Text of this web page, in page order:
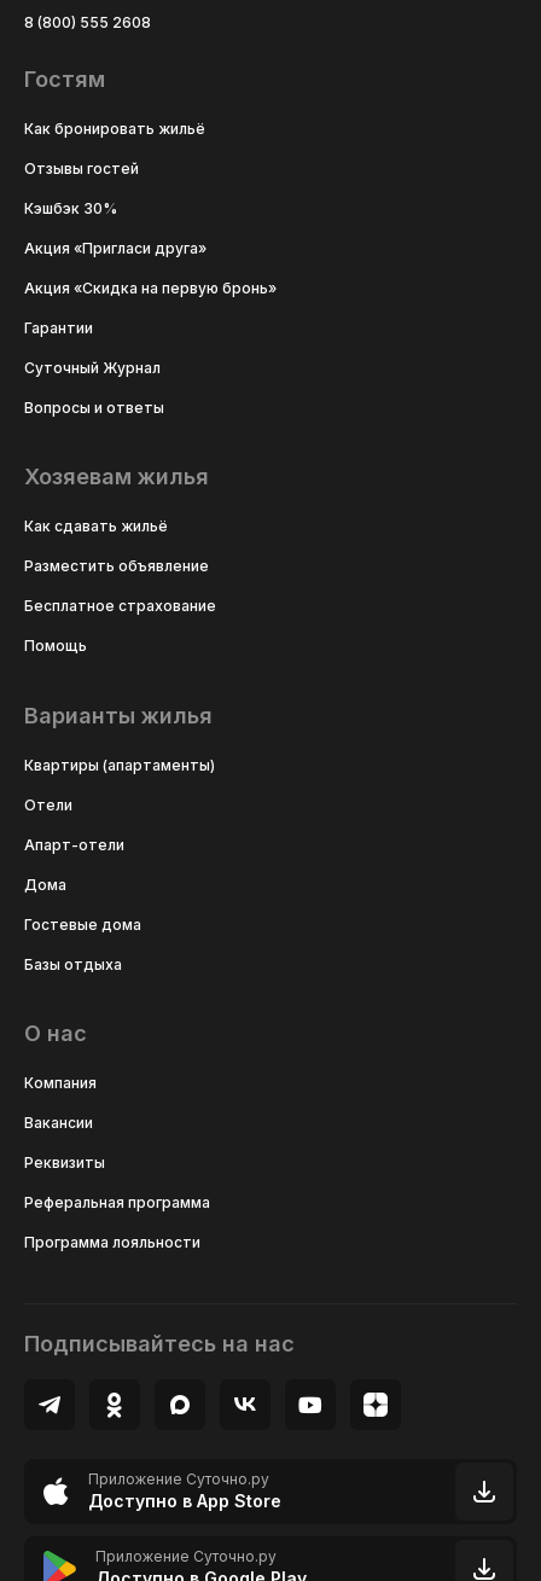
8 (800) 555 2608
Гостям
Как бронировать жильё
Отзывы гостей
Кэшбэк 30%
Акция «Пригласи друга»
Акция «Скидка на первую бронь»
Гарантии
Суточный Журнал
Вопросы и ответы
Хозяевам жилья
Как сдавать жильё
Разместить объявление
Бесплатное страхование
Помощь
Варианты жилья
Квартиры (апартаменты)
Отели
Апарт-отели
Дома
Гостевые дома
Базы отдыха
О нас
Компания
Вакансии
Реквизиты
Реферальная программа
Программа лояльности
Подписывайтесь на нас
Приложение Суточно.ру
Доступно в App Store
Приложение Суточно.ру